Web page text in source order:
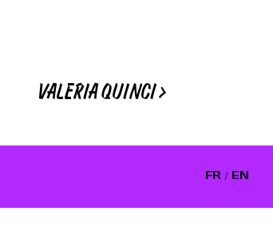
VALERIA QUINCI>
FR / EN